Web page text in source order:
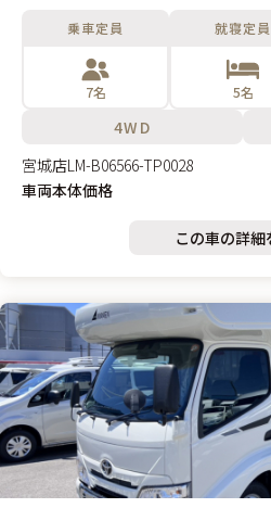
住性を備えたプレミ
乗車定員
7名
就寝定員
5名
4WD
宮城店LM-B06566-TP0028
車両本体価格
この車の詳細